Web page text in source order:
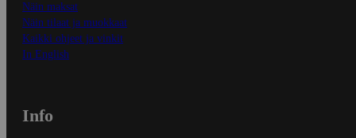
Näin maksat
Näin tilaat ja muokkaat
Kaikki ohjeet ja vinkit
In English
Info